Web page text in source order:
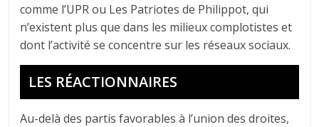
comme l’UPR ou Les Patriotes de Philippot, qui
n’existent plus que dans les milieux complotistes et
dont l’activité se concentre sur les réseaux sociaux.
LES RÉACTIONNAIRES
Au-delà des partis favorables à l’union des droites,